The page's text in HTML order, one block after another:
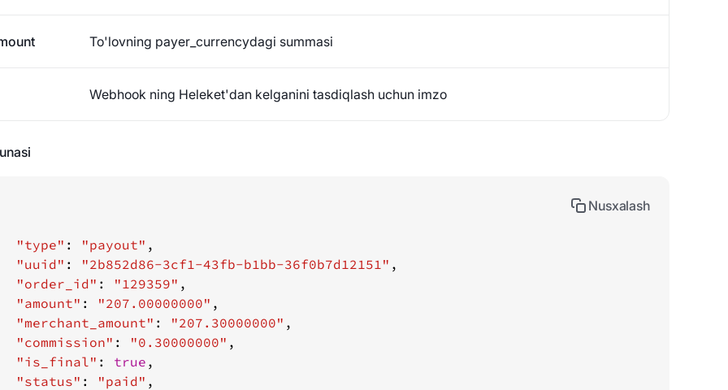
To'lovning payer_currencydagi summasi
Webhook ning Heleket'dan kelganini tasdiqlash uchun imzo
"type" : "payout"
"uuid" : "2b852d86-3cf1-43fb-b1bb-36f0b7d12151"
"order_id" : "129359"
"amount" : "207.00000000"
"merchant_amount" : "207.30000000"
"commission" : "0.30000000"
"is_final" : true
"status" : "paid"
Nusxalash